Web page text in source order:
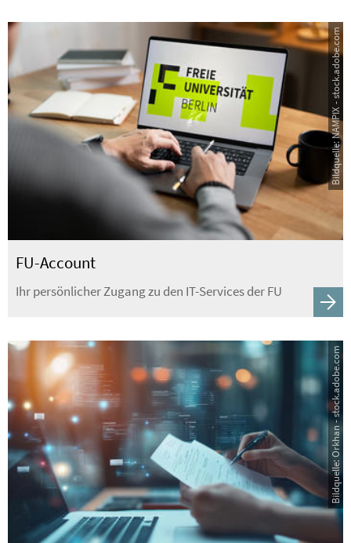
FU-Account
Ihr persönlicher Zugang zu den IT-Services der FU
Bildquelle: NAMPIX - stock.adobe.com
Bildquelle: Orkhan - stock.adobe.com